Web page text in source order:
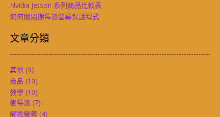
Nvidia Jetson 系列商品比較表
如何關閉樹莓派螢幕保護程式
文章分類
其他 (3)
商品 (10)
教學 (10)
樹莓派 (7)
觸控螢幕 (4)